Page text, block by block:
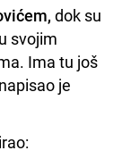
dok su
svojim
Ima tu još
je